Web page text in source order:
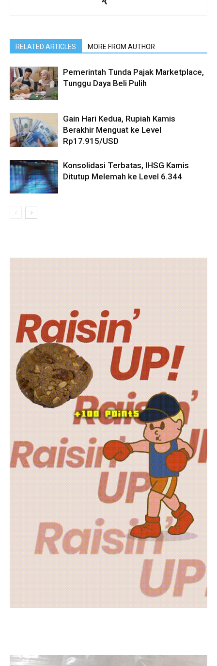
RELATED ARTICLES MORE FROM AUTHOR
Pemerintah Tunda Pajak Marketplace,
Tunggu Daya Beli Pulih
Gain Hari Kedua, Rupiah Kamis
Berakhir Menguat ke Level
Rp17.915/USD
Konsolidasi Terbatas, IHSG Kamis
Ditutup Melemah ke Level 6.344